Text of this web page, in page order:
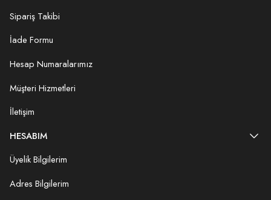
Sipariş Takibi
İade Formu
Hesap Numaralarımız
Müşteri Hizmetleri
İletişim
HESABIM
Üyelik Bilgilerim
Adres Bilgilerim